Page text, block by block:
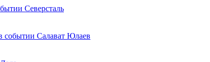
Северсталь
Салават Юлаев